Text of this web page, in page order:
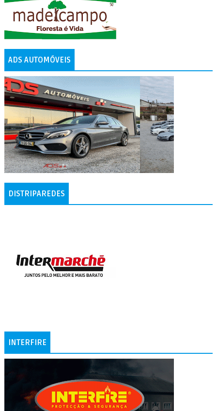
ADS AUTOMÓVEIS
DISTRIPAREDES
INTERFIRE